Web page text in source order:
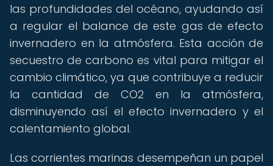
las profundidades del océano, ayudando así
a regular el balance de este gas de efecto
invernadero en la atmósfera. Esta acción de
secuestro de carbono es vital para mitigar el
cambio climático, ya que contribuye a reducir
la cantidad de CO2 en la atmósfera,
disminuyendo así el efecto invernadero y el
calentamiento global.
Las corrientes marinas desempeñan un papel